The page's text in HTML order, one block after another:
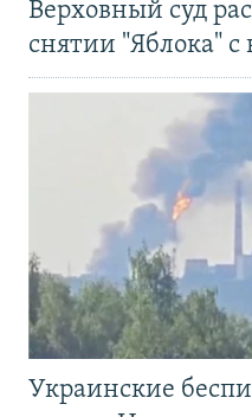
Верховный суд
снятии "Яблока" с
Украинские